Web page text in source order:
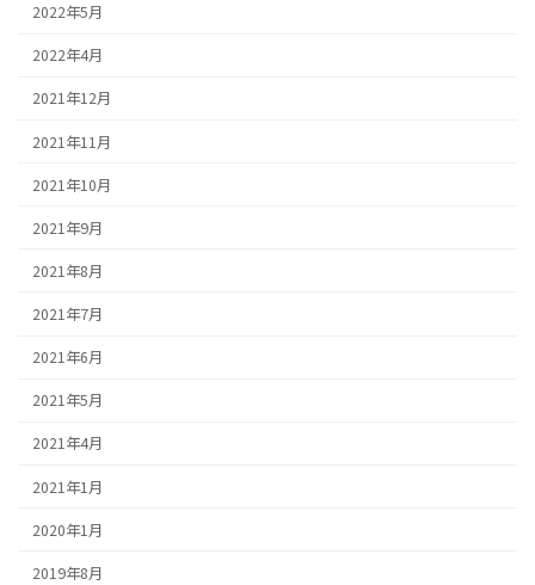
2022年5月
2022年4月
2021年12月
2021年11月
2021年10月
2021年9月
2021年8月
2021年7月
2021年6月
2021年5月
2021年4月
2021年1月
2020年1月
2019年8月